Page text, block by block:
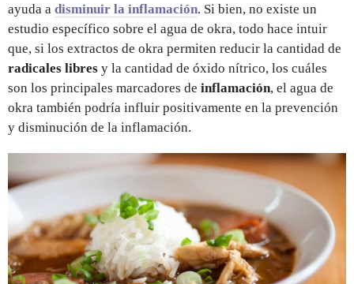
ayuda a disminuir la inflamación. Si bien, no existe un
estudio específico sobre el agua de okra, todo hace intuir
que, si los extractos de okra permiten reducir la cantidad de
radicales libres y la cantidad de óxido nítrico, los cuáles
son los principales marcadores de inflamación, el agua de
okra también podría influir positivamente en la prevención
y disminución de la inflamación.